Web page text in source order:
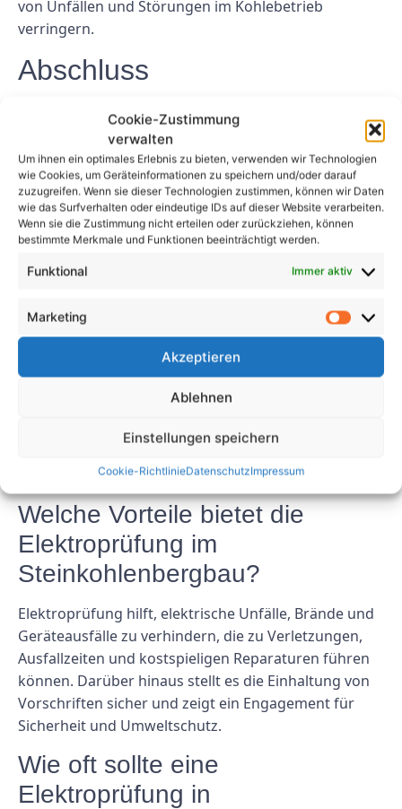
Cookie-Zustimmung
verwalten
Um ihnen ein optimales Erlebnis zu bieten, verwenden wir Technologien
wie Cookies, um Geräteinformationen zu speichern und/oder darauf
zuzugreifen. Wenn sie dieser Technologien zustimmen, können wir Daten
wie das Surfverhalten oder eindeutige IDs auf dieser Website verarbeiten.
Wenn sie die Zustimmung nicht erteilen oder zurückziehen, können
bestimmte Merkmale und Funktionen beeinträchtigt werden.
Funktional Immer aktiv
Marketing
Akzeptieren
Ablehnen
Einstellungen speichern
Cookie-RichtlinieDatenschutzImpressum
von Unfällen und Störungen im Kohlebetrieb
verringern.
Abschluss
Die Elektroprüfung ist ein entscheidender Aspekt der
Sicherheit und Compliance in der Kohleindustrie und
trägt dazu bei, Arbeiter, Vermögenswerte und die
Umwelt vor elektrischen Gefahren zu schützen.
Durch die Implementierung eines umfassenden
Elektroprüfungsprogramms und die Durchführung
regelmäßiger Inspektionen und Tests können
Kohleunternehmen die Sicherheit und Zuverlässigkeit
Engagement für die Einhaltung gesetzlicher
Vorschriften unter Beweis stellen. Investitionen in
Elektroprüfung tragen nicht nur zur Vermeidung von
Unfällen und Ausfallzeiten bei, sondern tragen auch
zur langfristigen Nachhaltigkeit und zum Erfolg der
Welche Vorteile bietet die
Elektroprüfung im
Steinkohlenbergbau?
Elektroprüfung hilft, elektrische Unfälle, Brände und
Geräteausfälle zu verhindern, die zu Verletzungen,
Ausfallzeiten und kostspieligen Reparaturen führen
können. Darüber hinaus stellt es die Einhaltung von
Vorschriften sicher und zeigt ein Engagement für
Sicherheit und Umweltschutz.
Wie oft sollte eine
Elektroprüfung in